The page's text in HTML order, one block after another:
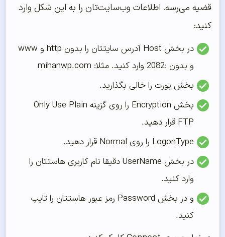
قضیه می‌رسه. اطلاعات وب‌سایت‌تان را به این شکل وارد
کنید:
در بخش Host آدرس سایتتان را بدون http و www
و بدون :2082 وارد کنید. مثلا: mihanwp.com
بخش پورت را خالی بگذارید.
بخش Encryption را روی گزینه Only Use Plain
FTP قرار دهید.
LogonType را روی Normal قرار دهید.
در بخش UserName دقیقا نام کاربری هاستتان را
وارد کنید.
و در بخش Password رمز عبور هاستتان را تایپ
کنید.